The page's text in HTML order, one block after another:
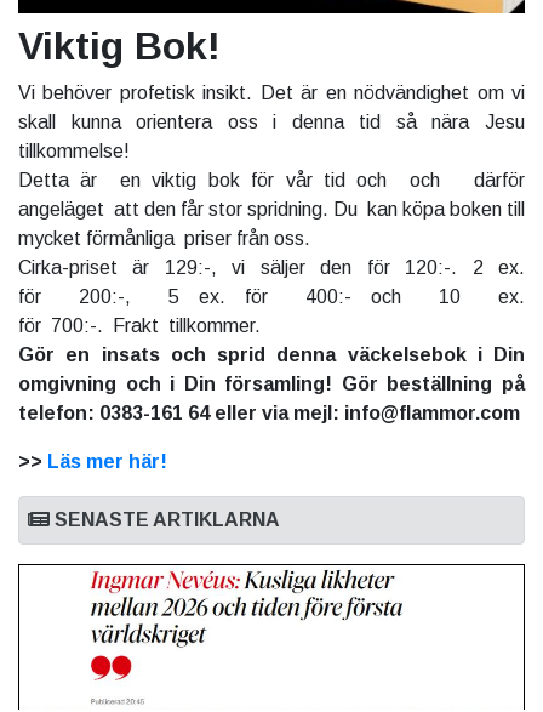
Viktig Bok!
Vi behöver profetisk insikt. Det är en nödvändighet om vi
skall kunna orientera oss i denna tid så nära Jesu
tillkommelse!
Detta är en viktig bok för vår tid och och därför
angeläget att den får stor spridning. Du kan köpa boken till
mycket förmånliga priser från oss.
Cirka-priset är 129:-, vi säljer den för 120:-. 2 ex.
för 200:-, 5 ex. för 400:- och 10 ex.
för 700:-. Frakt tillkommer.
Gör en insats och sprid denna väckelsebok i Din
omgivning och i Din församling! Gör beställning på
telefon: 0383-161 64 eller via mejl: info@flammor.com
>> Läs mer här!
SENASTE ARTIKLARNA